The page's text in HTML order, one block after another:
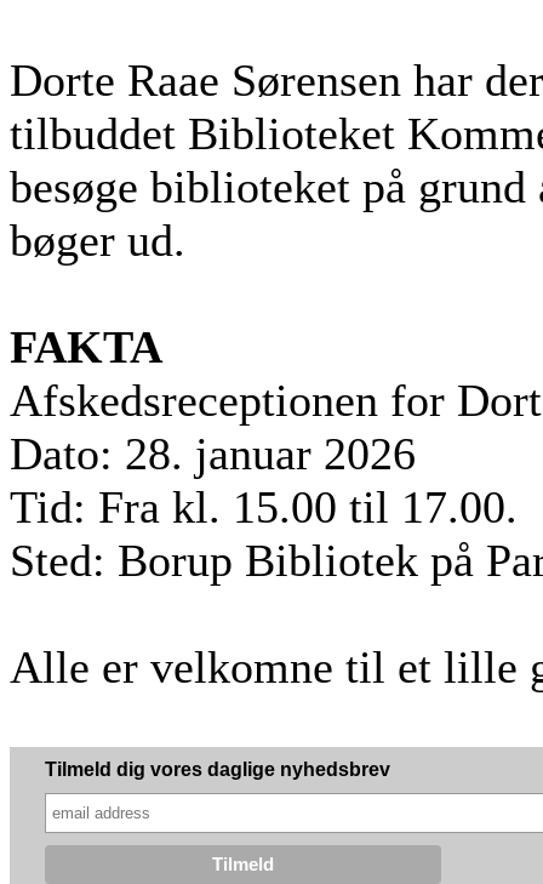
Dorte Raae Sørensen har
tilbuddet Biblioteket
besøge biblioteket på
bøger ud.
FAKTA
Afskedsreceptionen for
Dato: 28. januar 2026
Tid: Fra kl. 15.00 til 17.00.
Sted: Borup Bibliotek på
Alle er velkomne til et lille
Tilmeld dig vores daglige nyhedsbrev